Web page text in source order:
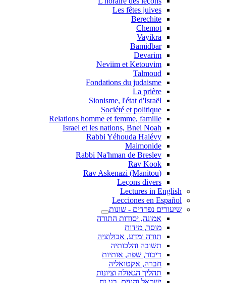
Les fêtes juives
Berechite
Chemot
Vayikra
Bamidbar
Devarim
Neviim et Ketouvim
Talmoud
Fondations du judaisme
La prière
Sionisme, l'état d'Israël
Société et politique
Relations homme et femme, famille
Israel et les nations, Bnei Noah
Rabbi Yéhouda Halévy
Maimonide
Rabbi Na'hman de Breslev
Rav Kook
(Rav Askenazi (Manitou
Leçons divers
Lectures in English
Lecciones en Español
שיעורים נפרדים - שונות
אמונה, יסודות התורה
מוסר, מידות
תורה ומדע, אבולוציה
תשובה והלכותיה
דיבור, שפה, אותיות
חברה, אקטואליה
תהליך הגאולה וציונות